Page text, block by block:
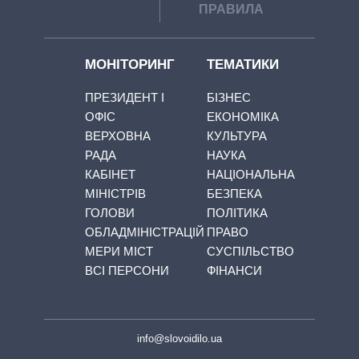
ПРАВИЛА
МОНІТОРИНГ
ПРЕЗИДЕНТ І
ОФІС
ВЕРХОВНА
РАДА
КАБІНЕТ
МІНІСТРІВ
ГОЛОВИ
ОБЛАДМІНІСТРАЦІЙ
МЕРИ МІСТ
ВСІ ПЕРСОНИ
ТЕМАТИКИ
БІЗНЕС
ЕКОНОМІКА
КУЛЬТУРА
НАУКА
НАЦІОНАЛЬНА
БЕЗПЕКА
ПОЛІТИКА
ПРАВО
СУСПІЛЬСТВО
ФІНАНСИ
info@slovoidilo.ua